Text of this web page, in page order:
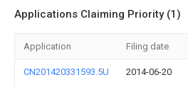
Applications Claiming Priority (1)
Application Filing date
CN201420331593.5U 2014-06-20